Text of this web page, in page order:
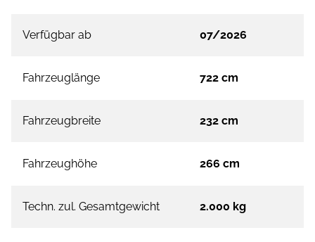
Verfügbar ab 07/2026
Fahrzeuglänge 722 cm
Fahrzeugbreite 232 cm
Fahrzeughöhe 266 cm
Techn. zul. Gesamtgewicht 2.000 kg